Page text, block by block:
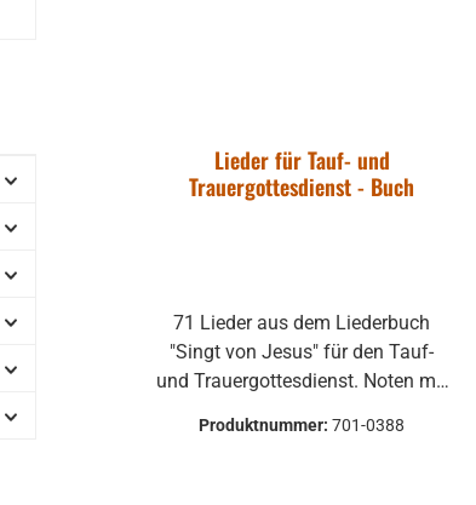
Lieder für Tauf- und
Trauergottesdienst - Buch
71 Lieder aus dem Liederbuch
"Singt von Jesus" für den Tauf-
und Trauergottesdienst. Noten mit
Produktnummer:701-0388